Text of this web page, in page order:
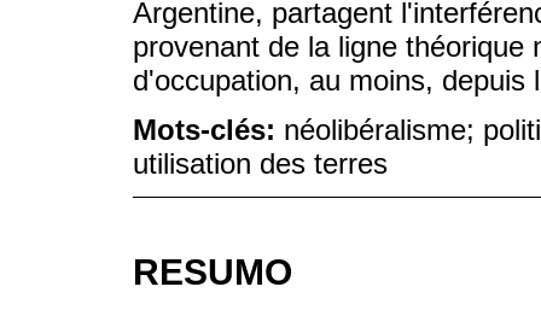
Argentine, partagent
provenant de la ligne théorique
d'occupation, au moins, depuis
Mots-clés: néolibéralisme;
utilisation des terres
RESUMO